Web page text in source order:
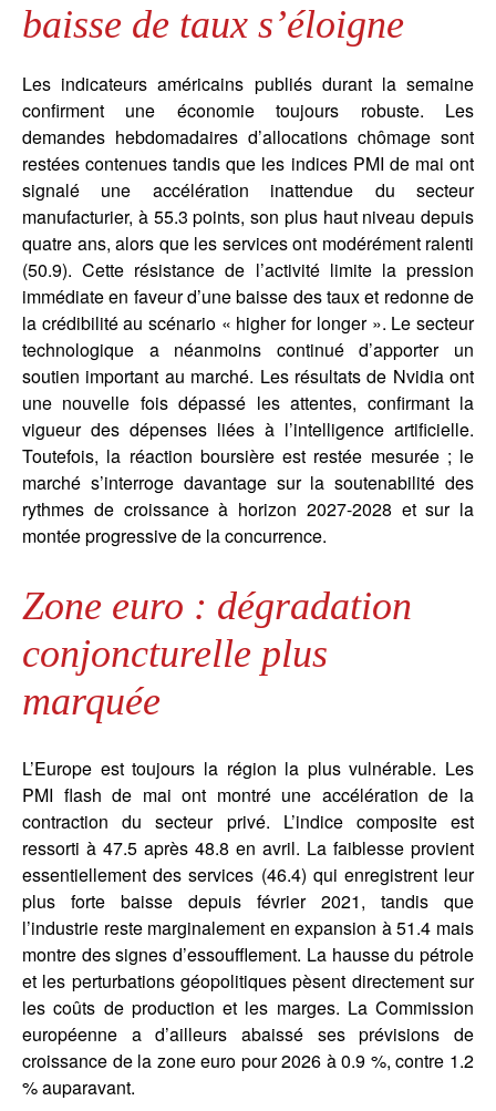
baisse de taux s’éloigne
Les indicateurs américains publiés durant la semaine
confirment une économie toujours robuste. Les
demandes hebdomadaires d’allocations chômage sont
restées contenues tandis que les indices PMI de mai ont
signalé une accélération inattendue du secteur
manufacturier, à 55.3 points, son plus haut niveau depuis
quatre ans, alors que les services ont modérément ralenti
(50.9). Cette résistance de l’activité limite la pression
immédiate en faveur d’une baisse des taux et redonne de
la crédibilité au scénario « higher for longer ». Le secteur
technologique a néanmoins continué d’apporter un
soutien important au marché. Les résultats de Nvidia ont
une nouvelle fois dépassé les attentes, confirmant la
vigueur des dépenses liées à l’intelligence artificielle.
Toutefois, la réaction boursière est restée mesurée ; le
marché s’interroge davantage sur la soutenabilité des
rythmes de croissance à horizon 2027-2028 et sur la
montée progressive de la concurrence.
Zone euro : dégradation
conjoncturelle plus
marquée
L’Europe est toujours la région la plus vulnérable. Les
PMI flash de mai ont montré une accélération de la
contraction du secteur privé. L’indice composite est
ressorti à 47.5 après 48.8 en avril. La faiblesse provient
essentiellement des services (46.4) qui enregistrent leur
plus forte baisse depuis février 2021, tandis que
l’industrie reste marginalement en expansion à 51.4 mais
montre des signes d’essoufflement. La hausse du pétrole
et les perturbations géopolitiques pèsent directement sur
les coûts de production et les marges. La Commission
européenne a d’ailleurs abaissé ses prévisions de
croissance de la zone euro pour 2026 à 0.9 %, contre 1.2
% auparavant.